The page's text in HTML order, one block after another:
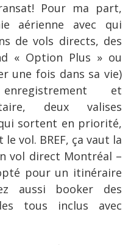
Pour ma part,
aérienne avec qui
de vols directs, des
« Option Plus » ou
une fois dans sa vie)
et
deux valises
sortent en priorité,
vol. BREF, ça vaut la
vol direct Montréal –
pour un itinéraire
aussi booker des
tous inclus avec